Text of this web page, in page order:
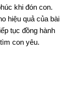
khi đón con.
hiệu quả của bài
tục đồng hành
con yêu.